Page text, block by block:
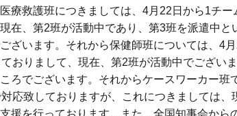
療救護班につきましては、4月22日から1チ
在、第2班が活動中であり、第3班を派遣中
ざいます。それから保健師班については、4
おりまして、現在、第2班が活動中でござい
ろでございます。それからケースワーカー班
応致しておりますが、これにつきましては
援を行っております。また、全国知事会から